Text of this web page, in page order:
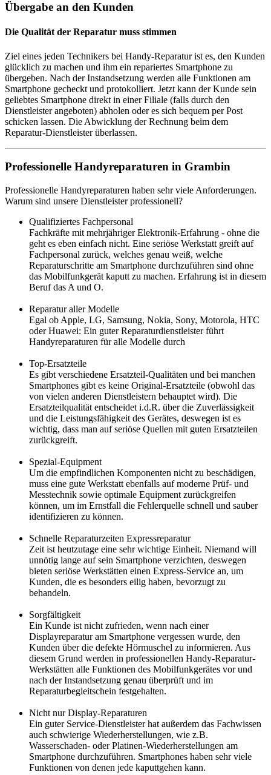
Übergabe an den Kunden
Die Qualität der Reparatur muss stimmen
Ziel eines jeden Technikers bei Handy-Reparatur ist es, den Kunden
glücklich zu machen und ihm ein repariertes Smartphone zu
übergeben. Nach der Instandsetzung werden alle Funktionen am
Smartphone gecheckt und protokolliert. Jetzt kann der Kunde sein
geliebtes Smartphone direkt in einer Filiale (falls durch den
Dienstleister angeboten) abholen oder es sich bequem per Post
schicken lassen. Die Abwicklung der Rechnung beim dem
Reparatur-Dienstleister überlassen.
Professionelle Handyreparaturen in Grambin
Professionelle Handyreparaturen haben sehr viele Anforderungen.
Warum sind unsere Dienstleister professionell?
Qualifiziertes Fachpersonal
Fachkräfte mit mehrjähriger Elektronik-Erfahrung - ohne die
geht es eben einfach nicht. Eine seriöse Werkstatt greift auf
Fachpersonal zurück, welches genau weiß, welche
Reparaturschritte am Smartphone durchzuführen sind ohne
das Mobilfunkgerät kaputt zu machen. Erfahrung ist in diesem
Beruf das A und O.
Reparatur aller Modelle
Egal ob Apple, LG, Samsung, Nokia, Sony, Motorola, HTC
oder Huawei: Ein guter Reparaturdienstleister führt
Handyreparaturen für alle Modelle durch
Top-Ersatzteile
Es gibt verschiedene Ersatzteil-Qualitäten und bei manchen
Smartphones gibt es keine Original-Ersatzteile (obwohl das
von vielen anderen Dienstleistern behauptet wird). Die
Ersatzteilqualität entscheidet i.d.R. über die Zuverlässigkeit
und die Leistungsfähigkeit des Gerätes, deswegen ist es
wichtig, dass man auf seriöse Quellen mit guten Ersatzteilen
zurückgreift.
Spezial-Equipment
Um die empfindlichen Komponenten nicht zu beschädigen,
muss eine gute Werkstatt ebenfalls auf moderne Prüf- und
Messtechnik sowie optimale Equipment zurückgreifen
können, um im Ernstfall die Fehlerquelle schnell und sauber
identifizieren zu können.
Schnelle Reparaturzeiten Expressreparatur
Zeit ist heutzutage eine sehr wichtige Einheit. Niemand will
unnötig lange auf sein Smartphone verzichten, deswegen
bieten seriöse Werkstätten einen Express-Service an, um
Kunden, die es besonders eilig haben, bevorzugt zu
behandeln.
Sorgfältigkeit
Ein Kunde ist nicht zufrieden, wenn nach einer
Displayreparatur am Smartphone vergessen wurde, den
Kunden über die defekte Hörmuschel zu informieren. Aus
diesem Grund werden in professionellen Handy-Reparatur-
Werkstätten alle Funktionen des Mobilfunkgerätes vor und
nach der Instandsetzung genau überprüft und im
Reparaturbegleitschein festgehalten.
Nicht nur Display-Reparaturen
Ein guter Service-Dienstleister hat außerdem das Fachwissen
auch schwierige Wiederherstellungen, wie z.B.
Wasserschaden- oder Platinen-Wiederherstellungen am
Smartphone durchzuführen. Smartphones haben sehr viele
Funktionen von denen jede kaputtgehen kann.